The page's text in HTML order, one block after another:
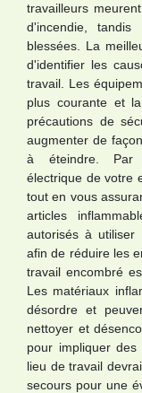
travailleurs
d'incendie,
blessées. La
d'identifier les
travail. Les
plus courante et
précautions de
augmenter de
à éteindre. Par
électrique de votre
tout en vous
articles
autorisés à utiliser
afin de réduire les
travail encombré
Les matériaux
désordre et
nettoyer et
pour impliquer
lieu de travail
secours pour une